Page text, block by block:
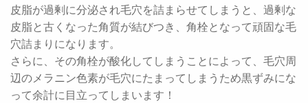
皮脂が過剰に分泌され毛穴を詰まらせてしまうと、過剰な
皮脂と古くなった角質が結びつき、角栓となって頑固な毛
穴詰まりになります。
さらに、その角栓が酸化してしまうことによって、毛穴周
辺のメラニン色素が毛穴にたまってしまうため黒ずみにな
って余計に目立ってしまいます！